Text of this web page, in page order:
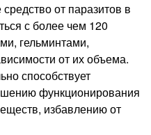
от паразитов в
с более чем 120
гельминтами,
от их объема.
способствует
функционирования
избавлению от